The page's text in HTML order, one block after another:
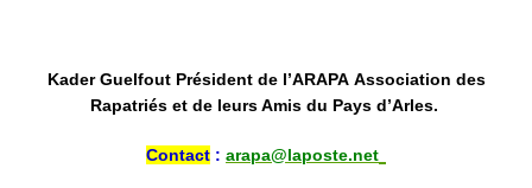
Kader Guelfout Président de l’ARAPA Association des
Rapatriés et de leurs Amis du Pays d’Arles.
Contact : arapa@laposte.net